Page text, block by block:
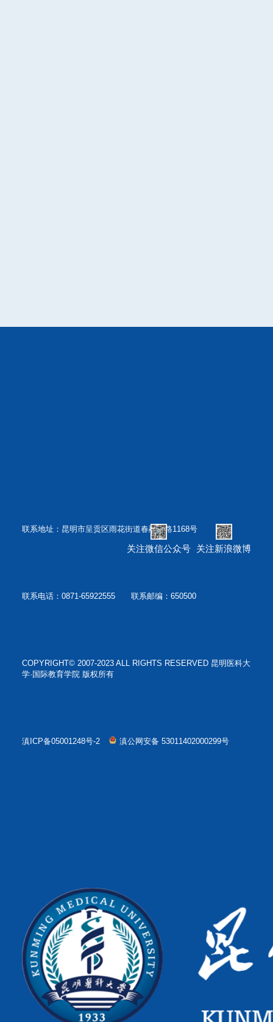
联系地址：昆明市呈贡区雨花街道春融西路1168号
联系电话：0871-65922555 联系邮编：650500
COPYRIGHT© 2007-2023 ALL RIGHTS RESERVED 昆明医科大
学·国际教育学院 版权所有
滇ICP备05001248号-2 滇公网安备 53011402000299号
关注微信公众号 关注新浪微博